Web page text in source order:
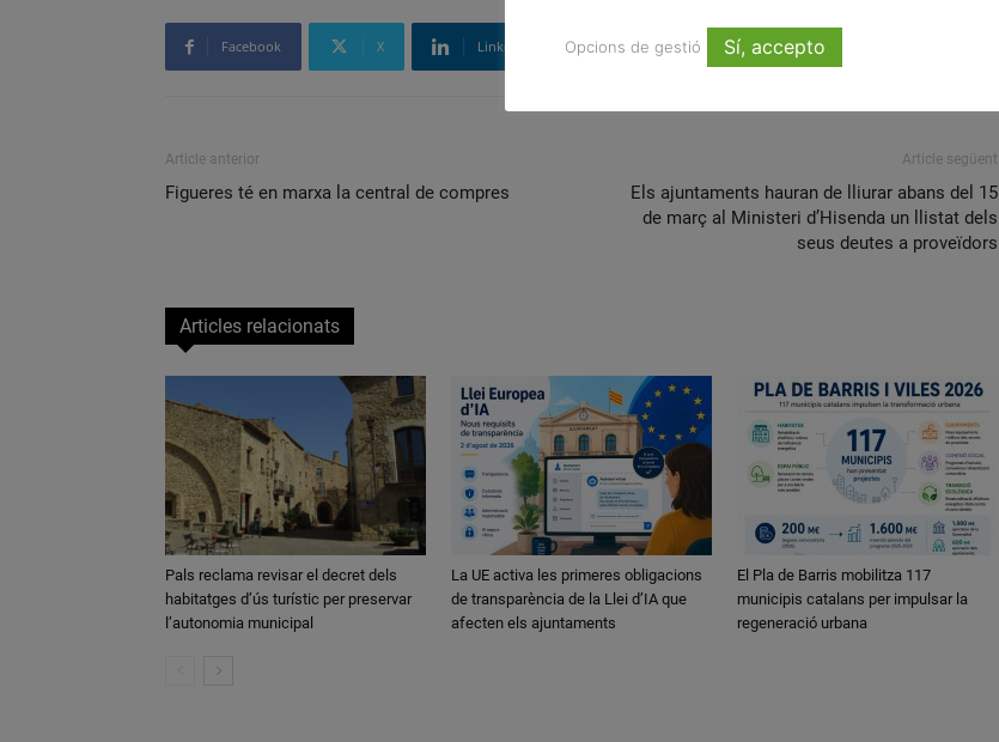
Facebook X Linkedin Email WhatsApp
Article anterior
Figueres té en marxa la central de compres
Article següent
Els ajuntaments hauran de lliurar abans del 15
de març al Ministeri d’Hisenda un llistat dels
seus deutes a proveïdors
Articles relacionats
Pals reclama revisar el decret dels
habitatges d’ús turístic per preservar
l’autonomia municipal
La UE activa les primeres obligacions
de transparència de la Llei d’IA que
afecten els ajuntaments
El Pla de Barris mobilitza 117
municipis catalans per impulsar la
regeneració urbana
Opcions de gestió Sí, accepto